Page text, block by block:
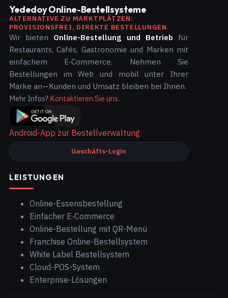
Yededoy Online-Bestellsysteme
ALTERNATIVE ZU MARKTPLÄTZEN:
PROVISIONSFREI, DIREKTE BESTELLUNGEN.
Wir bieten Online-Bestellung und Betrieb für
Restaurants, Cafés, Gastronomie und Marken mit
einfachem E‑Commerce. Nehmen Sie
Bestellungen im Web und mobil unter Ihrer
Marke an—Kunden und Umsatz bleiben bei Ihnen.
Mehr Infos? Kontaktieren Sie uns.
Android-App zur Bestellverwaltung
Geschäfts-Login
LEISTUNGEN
Online-Essensbestellung
Einfacher E‑Commerce
Online-Bestellung mit QR-Menü
Franchise Online-Bestellsystem
White Label Bestellsystem
Cloud-POS-System
Enterprise-Lösungen